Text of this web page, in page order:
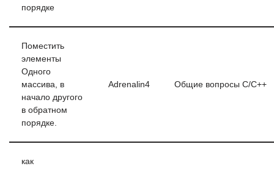
порядке
Поместить
элементы
Одного
массива, в
начало другого
в обратном
порядке.
Adrenalin4 Общие вопросы C/C++
как